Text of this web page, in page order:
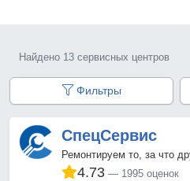
Найдено 13 сервисных центров
Фильтры
СпецСервис
Ремонтируем то, за что
4.73 1995 оценок